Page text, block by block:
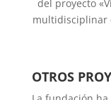
del proyecto
multidisciplinar
OTROS